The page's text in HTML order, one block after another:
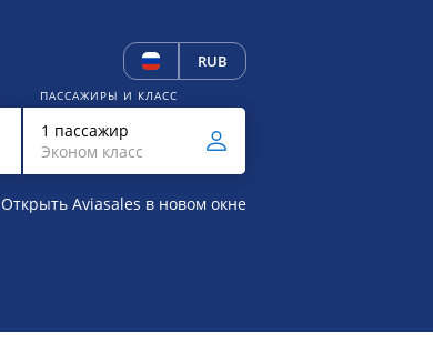
RUB
ПАССАЖИРЫ И КЛАСС
1 пассажир
Эконом класс
Открыть Aviasales в новом окне